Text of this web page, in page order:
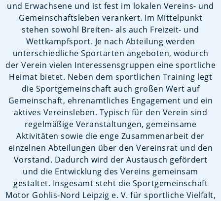
und Erwachsene und ist fest im lokalen Vereins- und
Gemeinschaftsleben verankert. Im Mittelpunkt
stehen sowohl Breiten- als auch Freizeit- und
Wettkampfsport. Je nach Abteilung werden
unterschiedliche Sportarten angeboten, wodurch
der Verein vielen Interessensgruppen eine sportliche
Heimat bietet. Neben dem sportlichen Training legt
die Sportgemeinschaft auch großen Wert auf
Gemeinschaft, ehrenamtliches Engagement und ein
aktives Vereinsleben. Typisch für den Verein sind
regelmäßige Veranstaltungen, gemeinsame
Aktivitäten sowie die enge Zusammenarbeit der
einzelnen Abteilungen über den Vereinsrat und den
Vorstand. Dadurch wird der Austausch gefördert
und die Entwicklung des Vereins gemeinsam
gestaltet. Insgesamt steht die Sportgemeinschaft
Motor Gohlis-Nord Leipzig e. V. für sportliche Vielfalt,